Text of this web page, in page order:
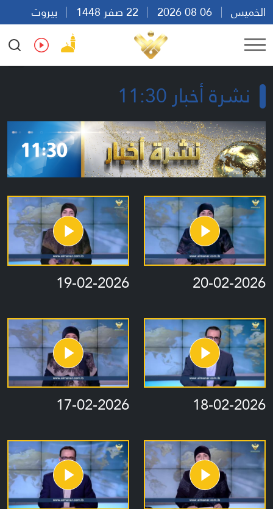
الخميس
بيروت
09:37
Ar En Fr Es
نشرة أخبار 11:30
20-02-2026
19-02-2026
18-02-2026
17-02-2026